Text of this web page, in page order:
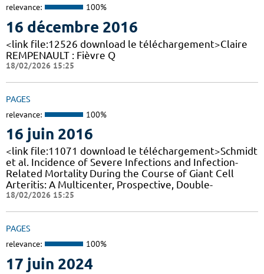
relevance: 100%
16 décembre 2016
<link file:12526 download le téléchargement>Claire
REMPENAULT : Fièvre Q
18/02/2026 15:25
PAGES
relevance: 100%
16 juin 2016
<link file:11071 download le téléchargement>Schmidt
et al. Incidence of Severe Infections and Infection-
Related Mortality During the Course of Giant Cell
Arteritis: A Multicenter, Prospective, Double-
18/02/2026 15:25
PAGES
relevance: 100%
17 juin 2024